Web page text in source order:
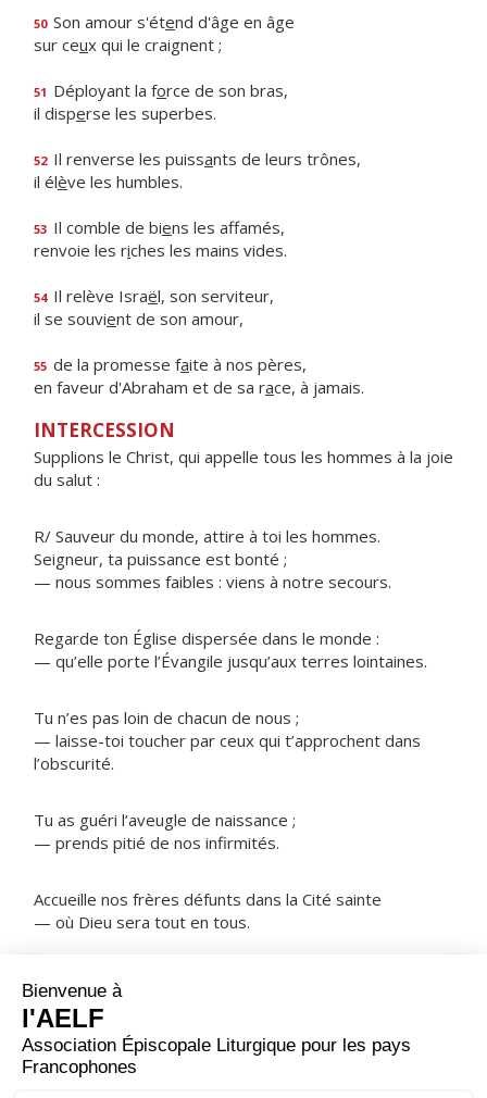
50 Son amour s'étend d'âge en âge
sur ceux qui le craignent ;
51 Déployant la force de son bras,
il disperse les superbes.
52 Il renverse les puissants de leurs trônes,
il élève les humbles.
53 Il comble de biens les affamés,
renvoie les riches les mains vides.
54 Il relève Israël, son serviteur,
il se souvient de son amour,
55 de la promesse faite à nos pères,
en faveur d'Abraham et de sa race, à jamais.
INTERCESSION
Supplions le Christ, qui appelle tous les hommes à la joie
du salut :
R/ Sauveur du monde, attire à toi les hommes.
Seigneur, ta puissance est bonté ;
— nous sommes faibles : viens à notre secours.
Regarde ton Église dispersée dans le monde :
— qu’elle porte l’Évangile jusqu’aux terres lointaines.
Tu n’es pas loin de chacun de nous ;
— laisse-toi toucher par ceux qui t’approchent dans
l’obscurité.
Tu as guéri l’aveugle de naissance ;
— prends pitié de nos infirmités.
Accueille nos frères défunts dans la Cité sainte
— où Dieu sera tout en tous.
NOTRE PÈRE
ORAISON
À l’heure du sacrifice du soir, nous nous présentons